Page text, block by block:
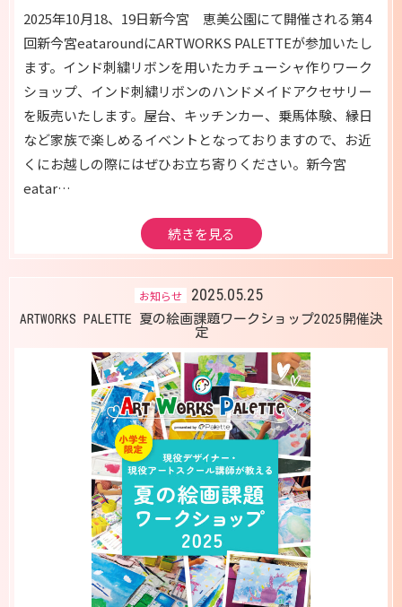
2025年10月18、19日新今宮 恵美公園にて開催される第4
回新今宮eataroundにARTWORKS PALETTEが参加いたし
ます。インド刺繍リボンを用いたカチューシャ作りワーク
ショップ、インド刺繍リボンのハンドメイドアクセサリー
を販売いたします。屋台、キッチンカー、乗馬体験、縁日
など家族で楽しめるイベントとなっておりますので、お近
くにお越しの際にはぜひお立ち寄りください。新今宮
eatar…
続きを見る
お知らせ 2025.05.25
ARTWORKS PALETTE 夏の絵画課題ワークショップ2025開催決
定